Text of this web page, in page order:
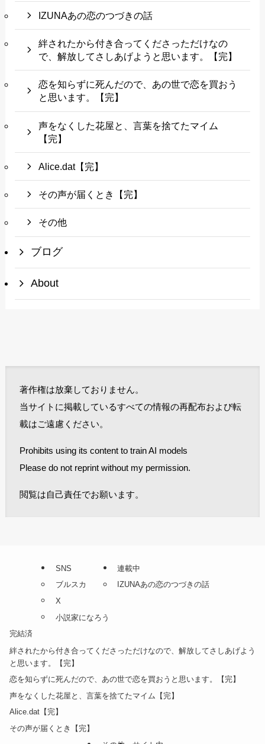
IZUNAあの恋のつづきの話
絆されたから付き合ってくださっただけなの
で、解放してさしあげようと思います。【完】
恋を知らずに死んだので、あの世で恋を買おう
と思います。【完】
声をなくした花屋と、言葉を捨てたマイム
【完】
Alice.dat【完】
その声が届くとき【完】
その他
ブログ
About
著作権は放棄しておりません。
当サイトに掲載しているすべての情報の再配布および転
載はご遠慮ください。
Prohibits using its content to train AI models
Please do not reprint without my permission.
閲覧は自己責任でお願います。
SNS
ブルスカ
X
小説家になろう
連載中
IZUNAあの恋のつづきの話
完結済
絆されたから付き合ってくださっただけなので、解放してさしあげよう
と思います。【完】
恋を知らずに死んだので、あの世で恋を買おうと思います。【完】
声をなくした花屋と、言葉を捨てたマイム【完】
Alice.dat【完】
その声が届くとき【完】